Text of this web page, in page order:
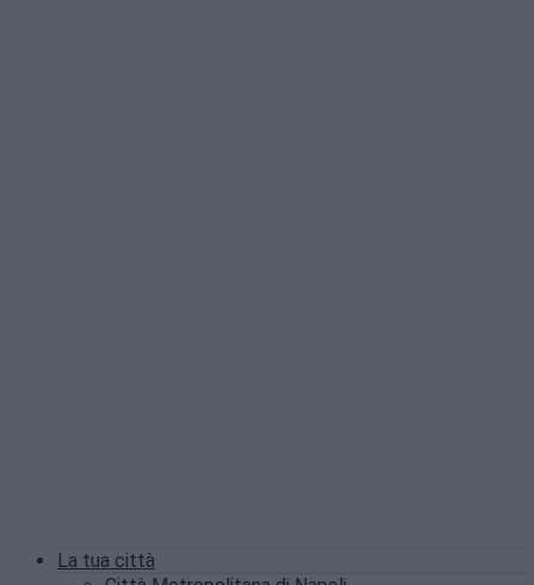
La tua città